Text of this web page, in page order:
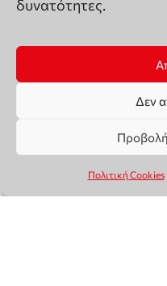
δυνατότητες.
Δεν
Πολιτική Cookies